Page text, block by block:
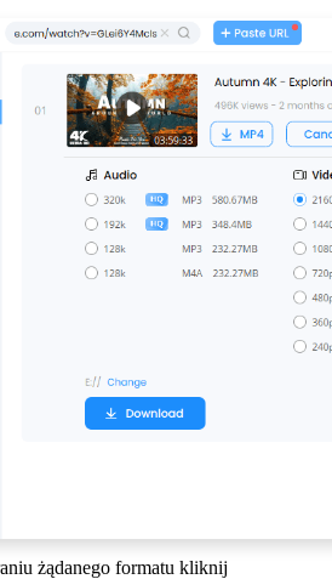
żądanego formatu kliknij